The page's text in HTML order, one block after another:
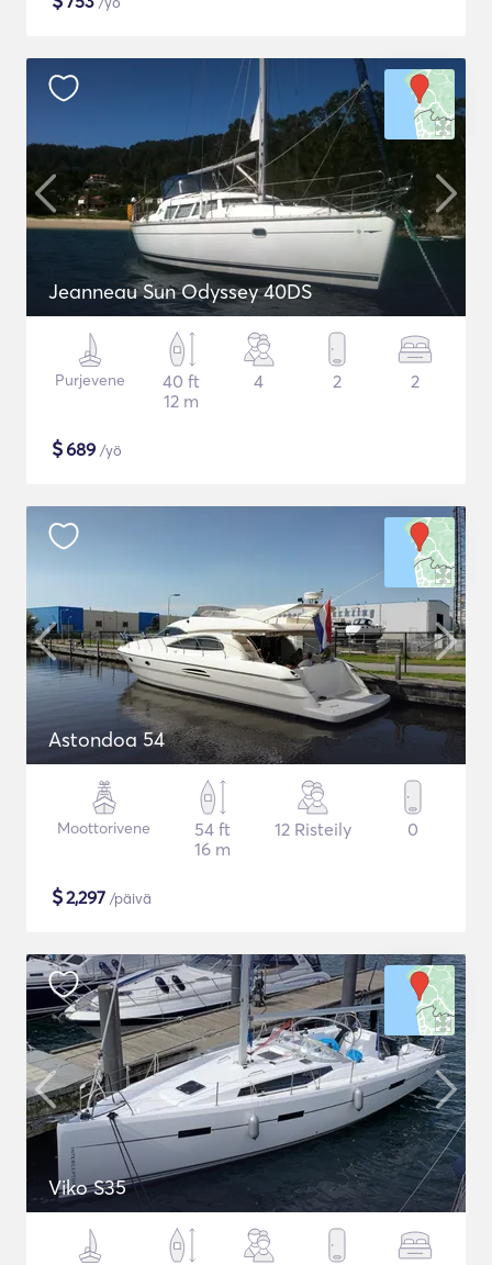
Jeanneau Sun Odyssey 40DS
Purjevene
40 ft
12 m
4 2 2
$689 /yö
Astondoa 54
Moottorivene
54 ft
16 m
12 Risteily 0
$2,297 /päivä
Viko S35